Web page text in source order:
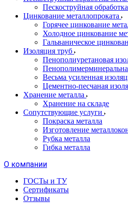
Пескоструйная
Цинкование металлопроката
Горячее цинкование
Холодное цинкование
Гальваническое
Изоляция труб
Пенополиуретановая
Весьма усиленная
Цементно-песчаная
Хранение металла
Хранение на складе
Сопутствующие услуги
Покраска металла
Изготовление
Рубка металла
Гибка металла
О компании
ГОСТы и ТУ
Сертификаты
Отзывы